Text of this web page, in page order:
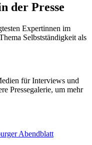
der Presse
Expertinnen im
Selbstständigkeit als
für Interviews und
Pressegalerie, um mehr